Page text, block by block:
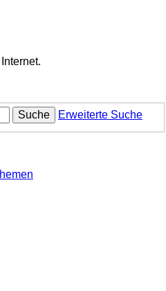
Suche Erweiterte Suche